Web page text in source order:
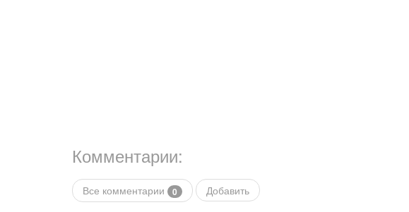
Комментарии:
Все комментарии 0 Добавить